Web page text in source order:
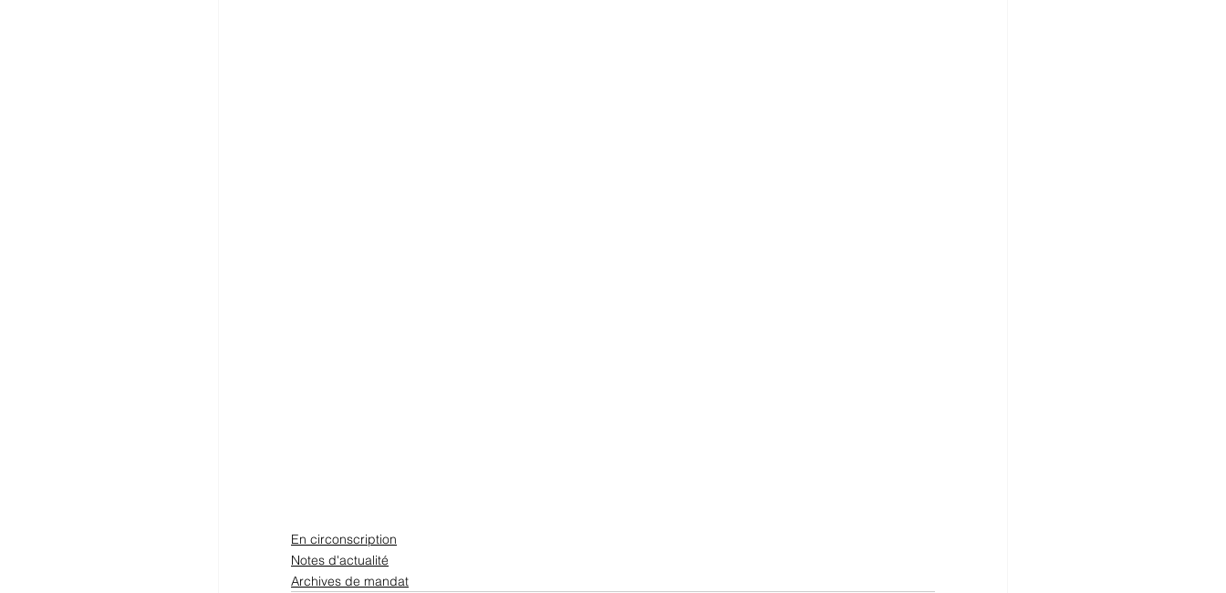
En circonscription
Notes d'actualité
Archives de mandat